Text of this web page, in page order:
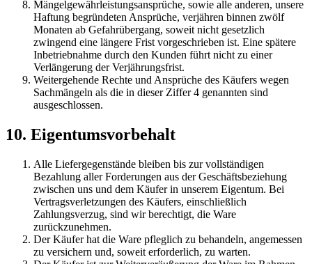
Mängelgewährleistungsansprüche, sowie alle anderen, unsere
Haftung begründeten Ansprüche, verjähren binnen zwölf
Monaten ab Gefahrübergang, soweit nicht gesetzlich
zwingend eine längere Frist vorgeschrieben ist. Eine spätere
Inbetriebnahme durch den Kunden führt nicht zu einer
Verlängerung der Verjährungsfrist.
Weitergehende Rechte und Ansprüche des Käufers wegen
Sachmängeln als die in dieser Ziffer 4 genannten sind
ausgeschlossen.
10. Eigentumsvorbehalt
Alle Liefergegenstände bleiben bis zur vollständigen
Bezahlung aller Forderungen aus der Geschäftsbeziehung
zwischen uns und dem Käufer in unserem Eigentum. Bei
Vertragsverletzungen des Käufers, einschließlich
Zahlungsverzug, sind wir berechtigt, die Ware
zurückzunehmen.
Der Käufer hat die Ware pfleglich zu behandeln, angemessen
zu versichern und, soweit erforderlich, zu warten.